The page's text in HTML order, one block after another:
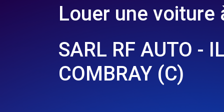
Louer une voiture
SARL RF AUTO -
COMBRAY (C)